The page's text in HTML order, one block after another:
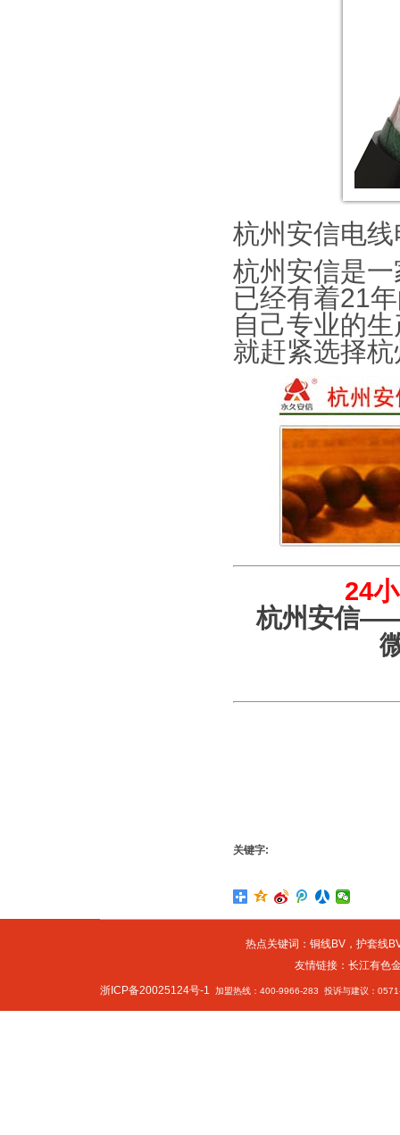
杭州安信电
杭州安信是
已经有着21
自己专业的
就赶紧选择
24
杭州安信
关键字:
热点关键词： 铜线BV， 护套线
友情链接： 长江有色
浙ICP备20025124号-1 加盟热线：400-9966-283 投诉与建议：